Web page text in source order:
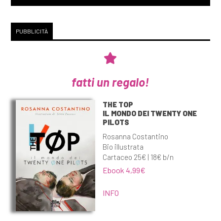
PUBBLICITÀ
fatti un regalo!
THE TOP
IL MONDO DEI TWENTY ONE
PILOTS
Rosanna Costantino
Bio illustrata
Cartaceo 25€ | 18€ b/n
Ebook 4,99€
INFO